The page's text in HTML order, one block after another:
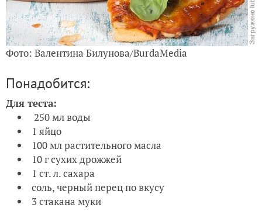
Фото: Валентина Билунова/BurdaMedia
Понадобится:
Для теста:
250 мл воды
1 яйцо
100 мл растительного масла
10 г сухих дрожжей
1 ст. л. сахара
соль, черный перец по вкусу
3 стакана муки